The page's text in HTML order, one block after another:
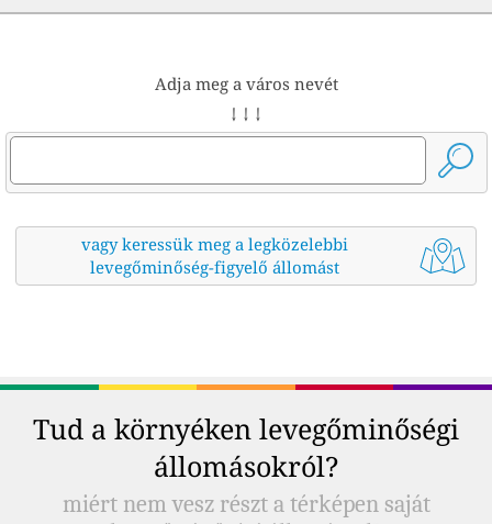
Adja meg a város nevét
↓ ↓ ↓
vagy keressük meg a legközelebbi
levegőminőség-figyelő állomást
Tud a környéken levegőminőségi
állomásokról?
miért nem vesz részt a térképen saját